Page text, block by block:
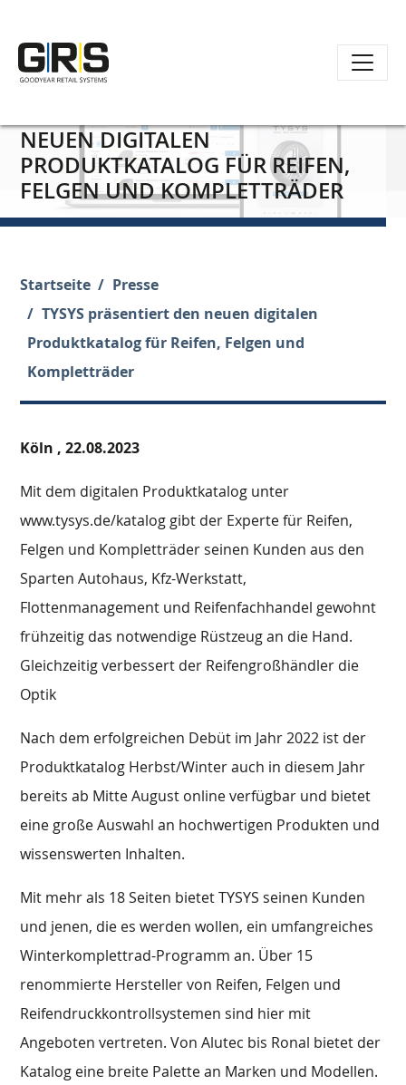
InhaltNEUEN DIGITALEN
PRODUKTKATALOG FÜR REIFEN,
FELGEN UND KOMPLETTRÄDER
Startseite
Presse
TYSYS präsentiert den neuen digitalen
Produktkatalog für Reifen, Felgen und
Kompletträder
Köln ,22.08.2023
Mit dem digitalen Produktkatalog unter
www.tysys.de/katalog gibt der Experte für Reifen,
Felgen und Kompletträder seinen Kunden aus den
Sparten Autohaus, Kfz-Werkstatt,
Flottenmanagement und Reifenfachhandel gewohnt
frühzeitig das notwendige Rüstzeug an die Hand.
Gleichzeitig verbessert der Reifengroßhändler die
Optik
Nach dem erfolgreichen Debüt im Jahr 2022 ist der
Produktkatalog Herbst/Winter auch in diesem Jahr
bereits ab Mitte August online verfügbar und bietet
eine große Auswahl an hochwertigen Produkten und
wissenswerten Inhalten.
Mit mehr als 18 Seiten bietet TYSYS seinen Kunden
und jenen, die es werden wollen, ein umfangreiches
Winterkomplettrad-Programm an. Über 15
renommierte Hersteller von Reifen, Felgen und
Reifendruckkontrollsystemen sind hier mit
Angeboten vertreten. Von Alutec bis Ronal bietet der
Katalog eine breite Palette an Marken und Modellen.